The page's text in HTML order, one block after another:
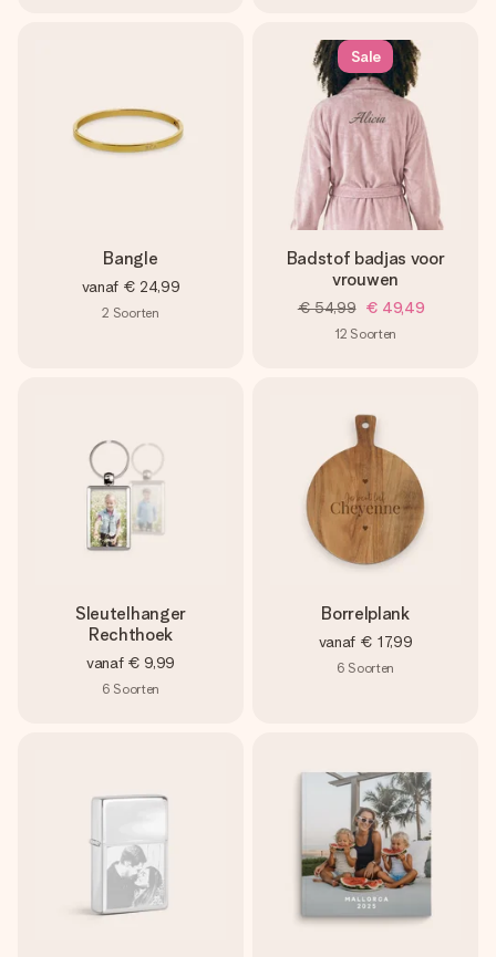
Bangle
vanaf € 24,99
2 Soorten
Sale
Badstof badjas voor
vrouwen
€ 54,99 € 49,49
12 Soorten
Sleutelhanger
Rechthoek
vanaf € 9,99
6 Soorten
Borrelplank
vanaf € 17,99
6 Soorten